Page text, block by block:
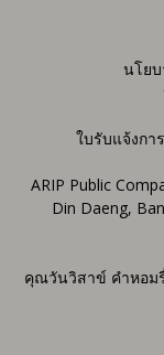
นโย
ใบรับแจ้งก
ARIP Public
Din Daeng,
คุณวันวิสาข์ คำหอม